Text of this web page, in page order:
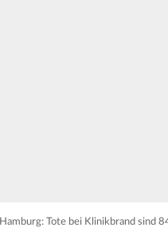
Hamburg: Tote bei Klinikbrand sind